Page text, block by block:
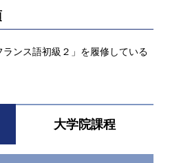
ランス語初級２」を履修している
大学院課程